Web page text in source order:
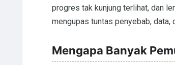
progres tak kunjung terlihat, dan
mengupas tuntas penyebab, data,
Mengapa Banyak